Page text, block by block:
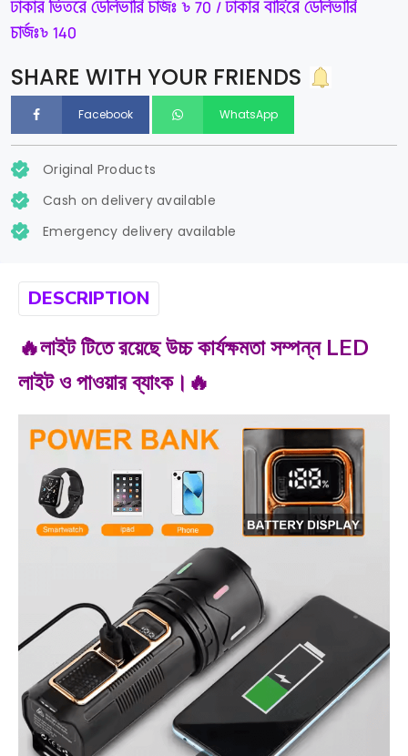
ঢাকার ভিতরে ডেলিভারি চার্জঃ ৳ 70 / ঢাকার বাহিরে ডেলিভারি
চার্জঃ৳ 140
SHARE WITH YOUR FRIENDS
Facebook WhatsApp
Original Products
Cash on delivery available
Emergency delivery available
DESCRIPTION
🔥লাইট টিতে রয়েছে উচ্চ কার্যক্ষমতা সম্পন্ন LED
লাইট ও পাওয়ার ব্যাংক।🔥